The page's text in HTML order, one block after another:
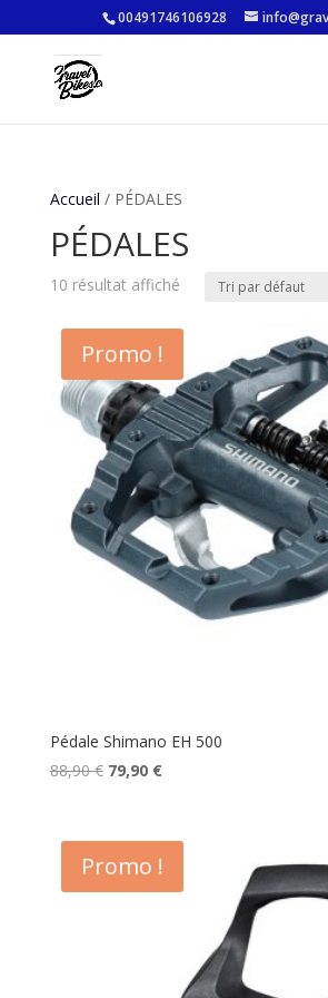
00491746106928
Accueil / PÉDALES
PÉDALES
10 résultat affiché
Promo !
Pédale Shimano EH 500
88,90€ Le
était :
88,90 €.
79,90 €Le
est :
79,90 €.
Promo !